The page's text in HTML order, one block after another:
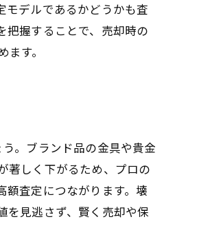
モデルであるかどうかも査
把握することで、売却時の
す。
。ブランド品の金具や貴金
著しく下がるため、プロの
額査定につながります。壊
を見逃さず、賢く売却や保